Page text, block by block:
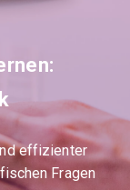
effizienter
Fragen